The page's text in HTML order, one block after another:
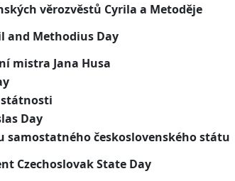
věrozvěstů Cyrila a Metoděje
and Methodius Day
mistra Jana Husa
státnosti
Day
samostatného československého státu
Czechoslovak State Day